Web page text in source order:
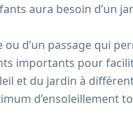
aura besoin d’un
d’un passage qui
importants pour
et du jardin à
d’ensoleillement